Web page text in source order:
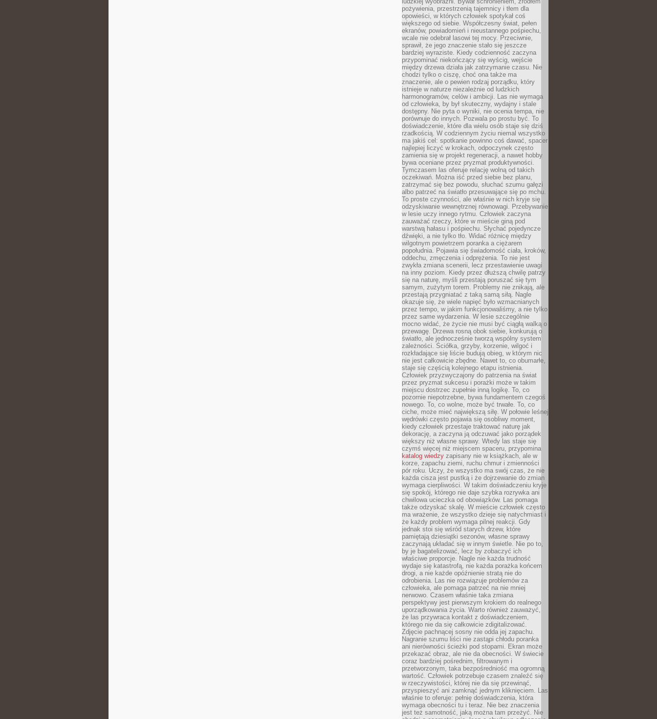
pożywienia, przestrzenią tajemnicy i tłem dla
opowieści, w których człowiek spotykał coś
większego od siebie. Współczesny świat, pełen
ekranów, powiadomień i nieustannego pośpiechu,
wcale nie odebrał lasowi tej mocy. Przeciwnie,
sprawił, że jego znaczenie stało się jeszcze
bardziej wyraziste. Kiedy codzienność zaczyna
przypominać niekończący się wyścig, wejście
między drzewa działa jak zatrzymanie czasu. Nie
chodzi tylko o ciszę, choć ona także ma
znaczenie, ale o pewien rodzaj porządku, który
istnieje w naturze niezależnie od ludzkich
harmonogramów, celów i ambicji. Las nie wymaga
od człowieka, by był skuteczny, wydajny i stale
dostępny. Nie pyta o wyniki, nie ocenia tempa, nie
porównuje do innych. Pozwala po prostu być. To
doświadczenie, które dla wielu osób staje się dziś
rzadkością. W codziennym życiu niemal wszystko
ma jakiś cel: spotkanie powinno coś dawać, spacer
najlepiej liczyć w krokach, odpoczynek często
zamienia się w projekt regeneracji, a nawet hobby
bywa oceniane przez pryzmat produktywności.
Tymczasem las oferuje relację wolną od takich
oczekiwań. Można iść przed siebie bez planu,
zatrzymać się bez powodu, słuchać szumu gałęzi
albo patrzeć na światło przesuwające się po mchu.
To proste czynności, ale właśnie w nich kryje się
odzyskiwanie wewnętrznej równowagi. Przebywanie
w lesie uczy innego rytmu. Człowiek zaczyna
zauważać rzeczy, które w mieście giną pod
warstwą hałasu i pośpiechu. Słychać pojedyncze
dźwięki, a nie tylko tło. Widać różnicę między
wilgotnym powietrzem poranka a ciężarem
popołudnia. Pojawia się świadomość ciała, kroków,
oddechu, zmęczenia i odprężenia. To nie jest
zwykła zmiana scenerii, lecz przestawienie uwagi
na inny poziom. Kiedy przez dłuższą chwilę patrzy
się na naturę, myśli przestają poruszać się tym
samym, zużytym torem. Problemy nie znikają, ale
przestają przygniatać z taką samą siłą. Nagle
okazuje się, że wiele napięć było wzmacnianych
przez tempo, w jakim funkcjonowaliśmy, a nie tylko
przez same wydarzenia. W lesie szczególnie
mocno widać, że życie nie musi być ciągłą walką o
przewagę. Drzewa rosną obok siebie, konkurują o
światło, ale jednocześnie tworzą wspólny system
zależności. Ściółka, grzyby, korzenie, wilgoć i
rozkładające się liście budują obieg, w którym nic
nie jest całkowicie zbędne. Nawet to, co obumarłe,
staje się częścią kolejnego etapu istnienia.
Człowiek przyzwyczajony do patrzenia na świat
przez pryzmat sukcesu i porażki może w takim
miejscu dostrzec zupełnie inną logikę. To, co
pozornie niepotrzebne, bywa fundamentem czegoś
nowego. To, co wolne, może być trwałe. To, co
ciche, może mieć największą siłę. W połowie leśnej
wędrówki często pojawia się osobliwy moment,
kiedy człowiek przestaje traktować naturę jak
dekorację, a zaczyna ją odczuwać jako porządek
większy niż własne sprawy. Wtedy las staje się
czymś więcej niż miejscem spaceru, przypomina
katalog wiedzy zapisany nie w książkach, ale w
korze, zapachu ziemi, ruchu chmur i zmienności
pór roku. Uczy, że wszystko ma swój czas, że nie
każda cisza jest pustką i że dojrzewanie do zmian
wymaga cierpliwości. W takim doświadczeniu kryje
się spokój, którego nie daje szybka rozrywka ani
chwilowa ucieczka od obowiązków. Las pomaga
także odzyskać skalę. W mieście człowiek często
ma wrażenie, że wszystko dzieje się natychmiast i
że każdy problem wymaga pilnej reakcji. Gdy
jednak stoi się wśród starych drzew, które
pamiętają dziesiątki sezonów, własne sprawy
zaczynają układać się w innym świetle. Nie po to,
by je bagatelizować, lecz by zobaczyć ich
właściwe proporcje. Nagle nie każda trudność
wydaje się katastrofą, nie każda porażka końcem
drogi, a nie każde opóźnienie stratą nie do
odrobienia. Las nie rozwiązuje problemów za
człowieka, ale pomaga patrzeć na nie mniej
nerwowo. Czasem właśnie taka zmiana
perspektywy jest pierwszym krokiem do realnego
uporządkowania życia. Warto również zauważyć,
że las przywraca kontakt z doświadczeniem,
którego nie da się całkowicie zdigitalizować.
Zdjęcie pachnącej sosny nie odda jej zapachu.
Nagranie szumu liści nie zastąpi chłodu poranka
ani nierówności ścieżki pod stopami. Ekran może
przekazać obraz, ale nie da obecności. W świecie
coraz bardziej pośrednim, filtrowanym i
przetworzonym, taka bezpośredniość ma ogromną
wartość. Człowiek potrzebuje czasem znaleźć się
w rzeczywistości, której nie da się przewinąć,
przyspieszyć ani zamknąć jednym kliknięciem. Las
właśnie to oferuje: pełnię doświadczenia, która
wymaga obecności tu i teraz. Nie bez znaczenia
jest też samotność, jaką można tam przeżyć. Nie